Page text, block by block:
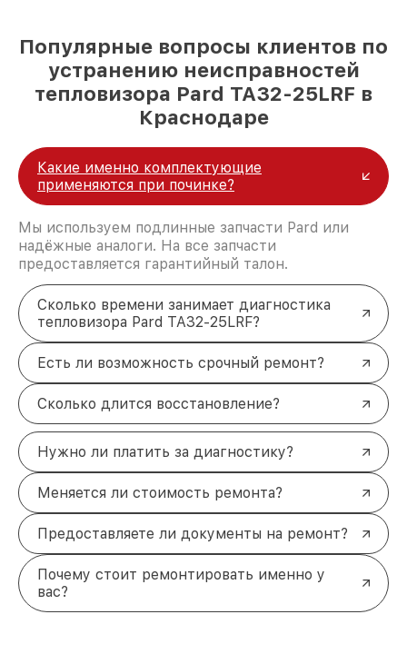
Популярные вопросы клиентов по
устранению неисправностей
тепловизора Pard TA32-25LRF в
Краснодаре
Какие именно комплектующие
применяются при починке?
Мы используем подлинные запчасти Pard или
надёжные аналоги. На все запчасти
предоставляется гарантийный талон.
Сколько времени занимает диагностика
тепловизора Pard TA32-25LRF?
Есть ли возможность срочный ремонт?
Сколько длится восстановление?
Нужно ли платить за диагностику?
Меняется ли стоимость ремонта?
Предоставляете ли документы на ремонт?
Почему стоит ремонтировать именно у
вас?